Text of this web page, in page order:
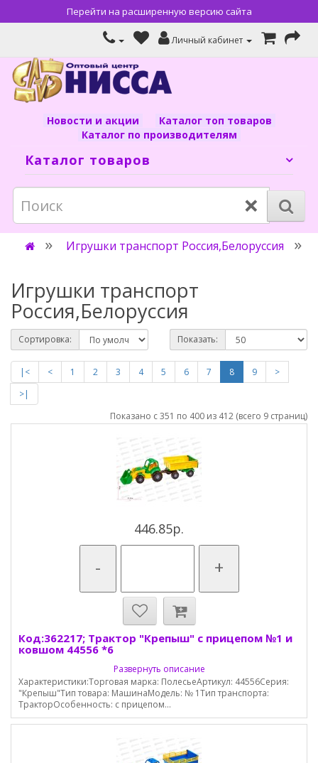
Перейти на расширенную версию сайта
Личный кабинет
Новости и акции
Каталог топ товаров
Каталог по производителям
Каталог товаров
×
Игрушки транспорт Россия,Белоруссия
Игрушки транспорт
Россия,Белоруссия
Сортировка: Показать:
|< < 1 2 3 4 5 6 7 8 9
>
>|
Показано с 351 по 400 из 412 (всего 9 страниц)
446.85р.
- +
Код:362217; Трактор "Крепыш" с прицепом №1 и
ковшом 44556 *6
Развернуть описание
Характеристики:Торговая марка: ПолесьеАртикул: 44556Серия:
"Крепыш"Тип товара: МашинаМодель: № 1Тип транспорта:
ТракторОсобенность: с прицепом...